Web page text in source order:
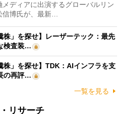
ディアに出演するグローバルリン
信博氏が、最新…
株」を探せ】レーザーテック：最先
検査装…
株」を探せ】TDK：AIインフラを支
の再評…
一覧を見る
リサーチ